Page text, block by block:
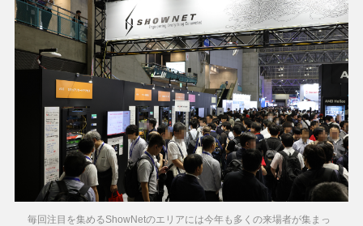
毎回注目を集めるShowNetのエリアには今年も多くの来場者が集まっ